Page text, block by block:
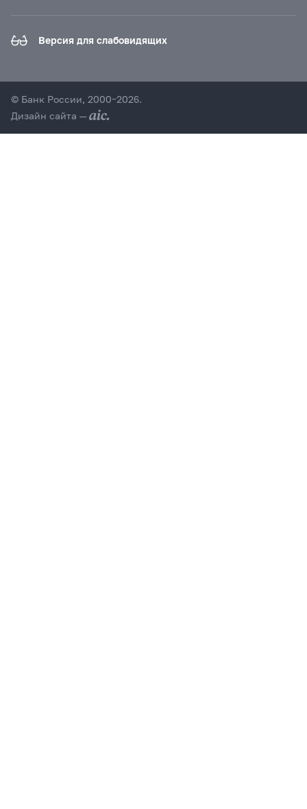
Версия для слабовидящих
© Банк России, 2000–2026.
Дизайн сайта —